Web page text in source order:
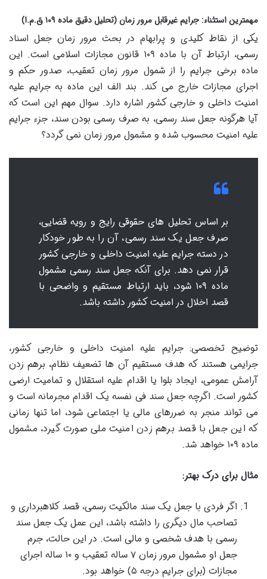
مهمترین استثناء: جرایم غیرقابل مرور زمان (تحلیل دقیق ماده ۱۰۹ ق.م.ا)
یکی از نقاط کلیدی و پرابهام در بحث مرور زمان جعل اسناد
رسمی، ارتباط آن با ماده ۱۰۹ قانون مجازات اسلامی است. این
ماده برخی جرایم را از شمول مرور زمان تعقیب، صدور حکم و
اجرای مجازات خارج می کند. بند الف این ماده به جرایم علیه
امنیت داخلی و خارجی کشور اشاره دارد. سوال مهم این است که
آیا هرگونه جعل سند رسمی، به صرف رسمی بودن سند، جزء جرایم
علیه امنیت محسوب شده و مشمول مرور زمان نمی گردد؟
بر اساس تحلیل های حقوقی رایج و رویه قضایی،
صرف جعل یک سند رسمی، آن را به طور خودکار
در دسته جرایم علیه امنیت داخلی و خارجی کشور
قرار نمی دهد. برای آنکه جعل سند رسمی مشمول
ماده ۱۰۹ شود، باید ارتباط مستقیم و واضحی با
قصد اخلال در امنیت کشور داشته باشد.
توضیح تخصصی: جرایم علیه امنیت داخلی و خارجی کشور،
جرایمی هستند که هدف مستقیم آن ها تضعیف نظام، برهم زدن
آرامش عمومی، ایجاد بلوا یا اقدام علیه استقلال و تمامیت ارضی
کشور است. اگرچه جعل سند فی نفسه یک اقدام مجرمانه است و
می تواند منجر به ضررهای مالی یا اجتماعی شود، اما تنها زمانی
که این جعل با قصد برهم زدن امنیت ملی صورت گیرد، مشمول
ماده ۱۰۹ خواهد شد.
مثال برای درک بهتر:
اگر فردی با جعل یک سند مالکیت رسمی، قصد کلاهبرداری و
تصاحب مال دیگری را داشته باشد، این عمل یک جعل سند
رسمی با هدف شخصی و مالی است. در این حالت، جرم
جعل او مشمول مرور زمان ۷ ساله تعقیب و ۱۰ ساله اجرای
مجازات (برای جرایم درجه ۵) خواهد بود.